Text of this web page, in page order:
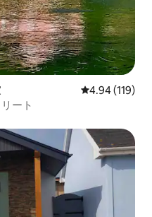
レビュー119
4.94 (119)
ート